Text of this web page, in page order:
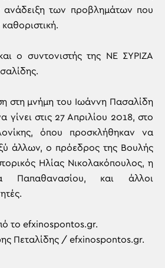
ανάδειξη των προβλημάτων που
ο συντονιστής της ΝΕ ΣΥΡΙΖΑ
στη μνήμη του Ιωάννη Πασαλίδη
γίνει στις 27 Απριλίου 2018, στο
όπου προσκλήθηκαν να
άλλων, ο πρόεδρος της Βουλής
Ηλίας Νικολακόπουλος, η
Παπαθανασίου, και άλλοι
το efxinospontos.gr.
Πεταλίδης / efxinospontos.gr.